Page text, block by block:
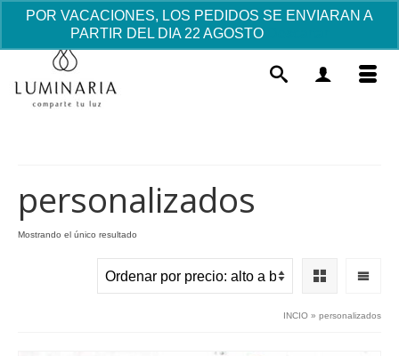
POR VACACIONES, LOS PEDIDOS SE ENVIARAN A
PARTIR DEL DIA 22 AGOSTO
personalizados
Mostrando el único resultado
INCIO » personalizados
Pulsera Medalla Estrella -
Multicolor
+ AÑADIR